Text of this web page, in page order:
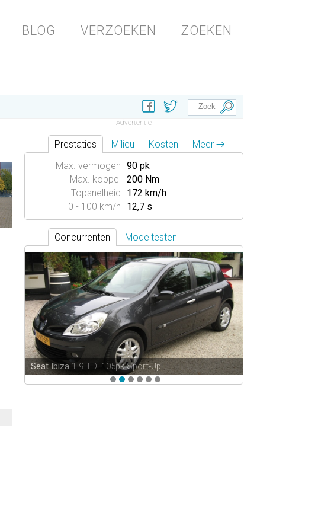
BLOG VERZOEKEN ZOEKEN
Prestaties Milieu Kosten
Meer →
Max. vermogen 90 pk
Max. koppel 200 Nm
Topsnelheid
172 km/h
0 - 100 km/h
12,7 s
Concurrenten Modeltesten
Seat Ibiza 1.9 TDI 105pk Sport-Up